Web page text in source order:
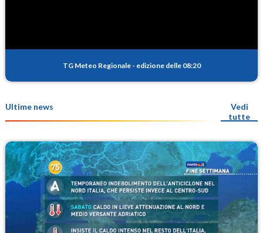
TG Meteo Regionale - edizione delle 08:20
Ultime news
Vedi
tutte